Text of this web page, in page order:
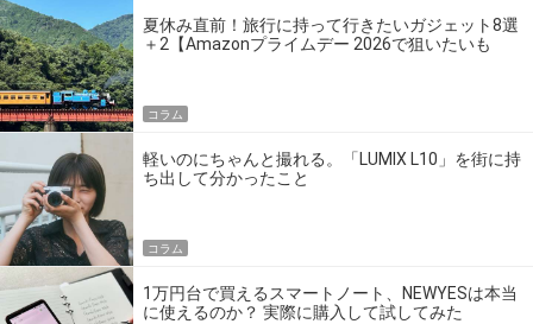
夏休み直前！旅行に持って行きたいガジェット8選
＋2【Amazonプライムデー 2026で狙いたいも
コラム
軽いのにちゃんと撮れる。「LUMIX L10」を街に持
ち出して分かったこと
コラム
1万円台で買えるスマートノート、NEWYESは本当
に使えるのか？ 実際に購入して試してみた